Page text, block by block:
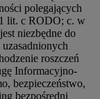
polegających
lit. c RODO; c. w
niezbędne do
roszczeń
Informacyjno-
bezpieczeństwo,
bezpośredni